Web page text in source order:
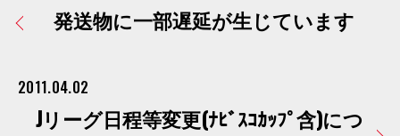
発送物に一部遅延が生じています
2011.04.02
Jリーグ日程等変更(ﾅﾋﾞｽｺｶｯﾌﾟ含)につ